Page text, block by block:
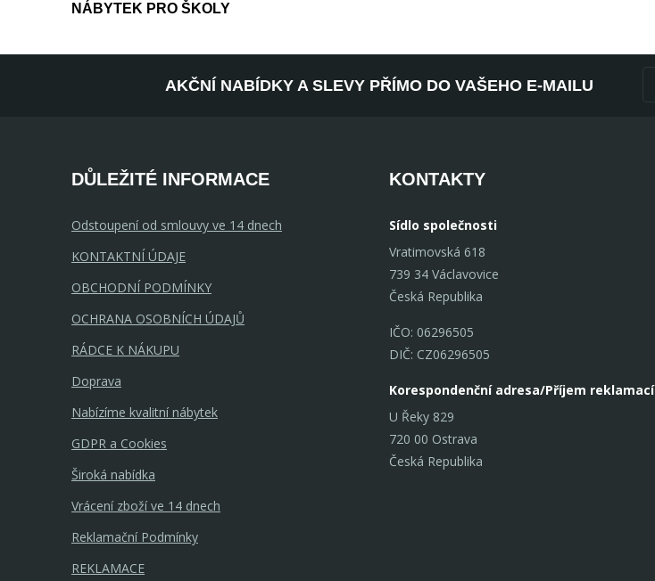
NÁBYTEK PRO ŠKOLY
AKČNÍ NABÍDKY A SLEVY PŘÍMO DO VAŠEHO E-MAILU
DŮLEŽITÉ INFORMACE
Odstoupení od smlouvy ve 14 dnech
KONTAKTNÍ ÚDAJE
OBCHODNÍ PODMÍNKY
OCHRANA OSOBNÍCH ÚDAJŮ
RÁDCE K NÁKUPU
Doprava
Nabízíme kvalitní nábytek
GDPR a Cookies
Široká nabídka
Vrácení zboží ve 14 dnech
Reklamační Podmínky
REKLAMACE
KONTAKTY
Sídlo společnosti
Vratimovská 618
739 34 Václavovice
Česká Republika
IČO: 06296505
DIČ: CZ06296505
Korespondenční adresa/Příjem reklamací
U Řeky 829
720 00 Ostrava
Česká Republika